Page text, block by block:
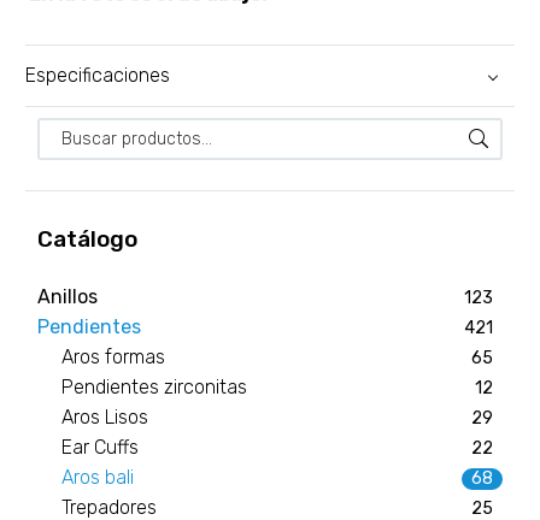
Catálogo
Anillos 123
Pendientes 421
Aros formas 65
Pendientes zirconitas 12
Aros Lisos 29
Ear Cuffs 22
Aros bali 68
Trepadores 25
Especificaciones